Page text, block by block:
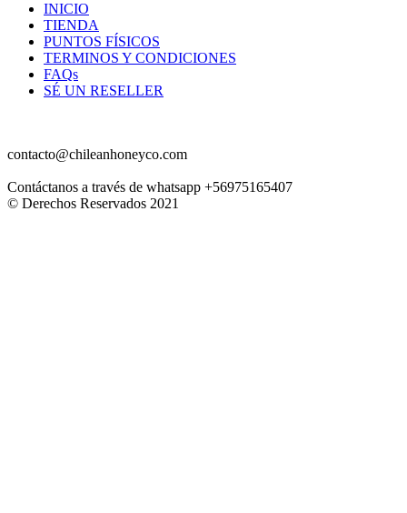
INICIO
TIENDA
PUNTOS FÍSICOS
TERMINOS Y CONDICIONES
FAQs
SÉ UN RESELLER
contacto@chileanhoneyco.com
Contáctanos a través de whatsapp +56975165407
© Derechos Reservados 2021